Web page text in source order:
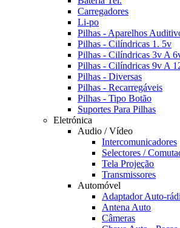
Carregadores
Li-po
Pilhas - Aparelhos
Pilhas - Cilíndricas 1. 5v
Pilhas - Cilíndricas 3v A
Pilhas - Cilíndricas 9v A
Pilhas - Diversas
Pilhas - Recarregáveis
Pilhas - Tipo Botão
Suportes Para Pilhas
Eletrónica
Audio / Vídeo
Intercomunicadores
Selectores /
Tela Projeção
Transmissores
Automóvel
Adaptador Auto-
Antena Auto
Câmeras